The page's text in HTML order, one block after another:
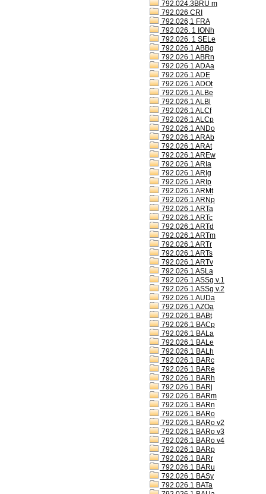
792.024.3BRU m
792.026 CRI
792.026,1 FRA
792.026. 1 IONh
792.026. 1 SELe
792.026.1 ABBg
792.026.1 ABRn
792.026.1 ADAa
792.026.1 ADE
792.026.1 ADOt
792.026.1 ALBe
792.026.1 ALBl
792.026.1 ALCf
792.026.1 ALCp
792.026.1 ANDo
792.026.1 ARAb
792.026.1 ARAt
792.026.1 AREw
792.026.1 ARIa
792.026.1 ARIg
792.026.1 ARIp
792.026.1 ARMt
792.026.1 ARNp
792.026.1 ARTa
792.026.1 ARTc
792.026.1 ARTd
792.026.1 ARTm
792.026.1 ARTr
792.026.1 ARTs
792.026.1 ARTv
792.026.1 ASLa
792.026.1 ASSg v.1
792.026.1 ASSg v.2
792.026.1 AUDa
792.026.1 AZOa
792.026.1 BABt
792.026.1 BACp
792.026.1 BALa
792.026.1 BALe
792.026.1 BALh
792.026.1 BARc
792.026.1 BARe
792.026.1 BARh
792.026.1 BARj
792.026.1 BARm
792.026.1 BARn
792.026.1 BARo
792.026.1 BARo v2
792.026.1 BARo v3
792.026.1 BARo v4
792.026.1 BARp
792.026.1 BARr
792.026.1 BARu
792.026.1 BASy
792.026.1 BATa